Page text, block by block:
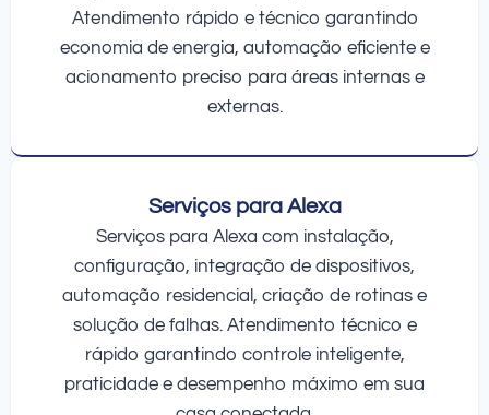
Atendimento rápido e técnico garantindo
economia de energia, automação eficiente e
acionamento preciso para áreas internas e
externas.
Serviços para Alexa
Serviços para Alexa com instalação,
configuração, integração de dispositivos,
automação residencial, criação de rotinas e
solução de falhas. Atendimento técnico e
rápido garantindo controle inteligente,
praticidade e desempenho máximo em sua